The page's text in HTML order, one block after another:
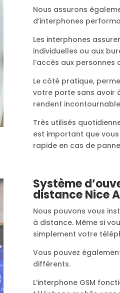
Nous assurons
d’interphones
Les interphones
individuelles ou aux
l’accès aux
Le côté pratique,
votre porte sans avoir
rendent
Très utilisés
est important que
rapide en cas de
Système
distance Nice
Nous pouvons vous
à distance. Même si
simplement votre
Vous pouvez
différents.
L’interphone GSM